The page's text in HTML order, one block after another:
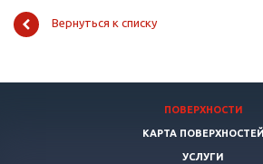
Вернуться к списку
ПОВЕРХНОСТИ
КАРТА ПОВЕРХНОСТЕЙ
УСЛУГИ